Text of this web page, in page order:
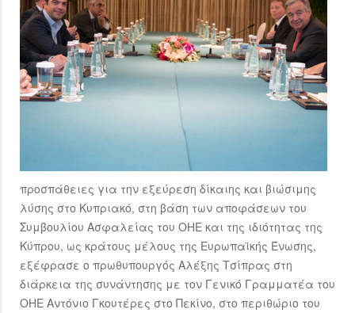
προσπάθειες για την εξεύρεση δίκαιης και βιώσιμης
λύσης στο Κυπριακό, στη βάση των αποφάσεων του
Συμβουλίου Ασφαλείας του ΟΗΕ και της ιδιότητας της
Κύπρου, ως κράτους μέλους της Ευρωπαϊκής Ένωσης,
εξέφρασε ο πρωθυπουργός Αλέξης Τσίπρας στη
διάρκεια της συνάντησης με τον Γενικό Γραμματέα του
ΟΗΕ Αντόνιο Γκουτέρες στο Πεκίνο, στο περιθώριο του